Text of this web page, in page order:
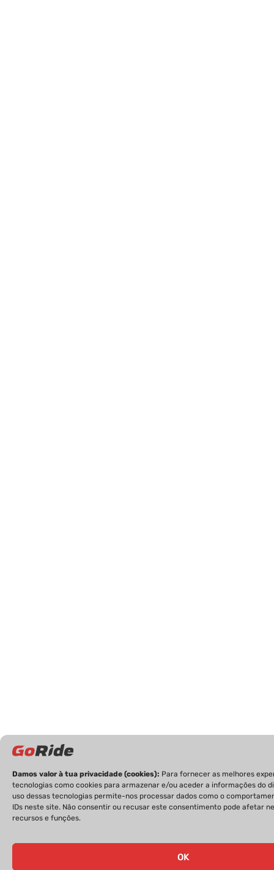
Damos valor à tua privacidade (cookies): Para fornecer as melhores
tecnologias como cookies para armazenar e/ou aceder a informações do
uso dessas tecnologias permite-nos processar dados como o
IDs neste site. Não consentir ou recusar este consentimento pode afetar
recursos e funções.
OK